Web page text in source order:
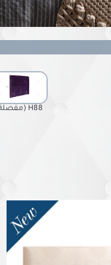
H88 (مفصلة)